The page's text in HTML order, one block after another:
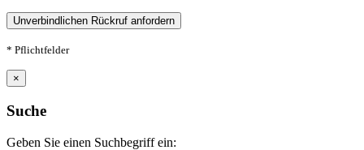
* Pflichtfelder
×
Suche
Geben Sie einen Suchbegriff ein: